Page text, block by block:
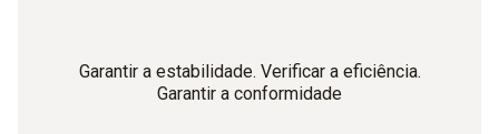
Garantir a estabilidade. Verificar a eficiência.
Garantir a conformidade